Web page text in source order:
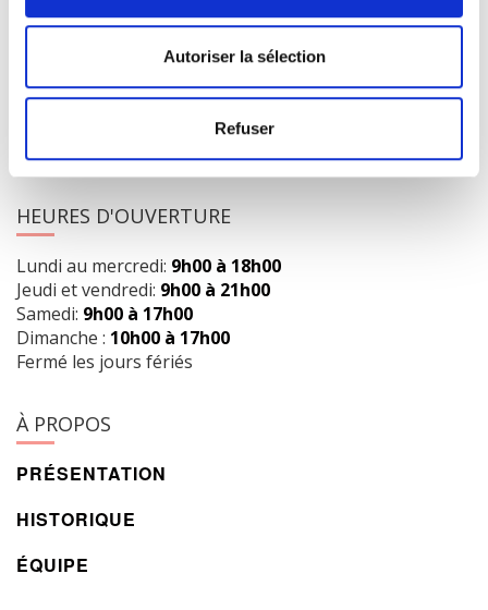
Autoriser la sélection
Refuser
1073 route de l'Église, Québec, QC G1V 3W2
Obtenir l’itinéraire
info@librairielaliberte.com
HEURES D'OUVERTURE
Lundi au mercredi: 9h00 à 18h00
Jeudi et vendredi: 9h00 à 21h00
Samedi: 9h00 à 17h00
Dimanche : 10h00 à 17h00
Fermé les jours fériés
À PROPOS
PRÉSENTATION
HISTORIQUE
ÉQUIPE